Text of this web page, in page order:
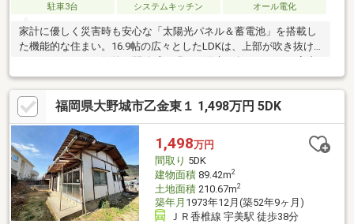
駐車3台
システムキッチン オール電化
家計に優しく災害時も安心な「太陽光パネル＆蓄電池」を搭載し
た機能的な住まい。16.9帖の広々としたLDKは、上部が吹き抜け
になっており、圧倒的な開放感と明るい陽光に包まれます。室内
から繋がるウッドデッキは、家族の憩いや趣味の場として大活
躍。2階には6帖の主寝室、5.8帖の子供部屋に加え、リモートワー
クや収納に便利な3.5帖のサービスルームを完備。水回りを集約し
た効率的な家事動線や、2階ホールに設けられた手洗い器など、細
部まで住み心地にこだわりました。環境にも家計にも優しい、ゆ
とりある新生活をここから始めませんか。
福岡県大野城市乙金東１ 1,498万円 5DK
1,498万円
間取り 5DK
建物面積89.42m2
土地面積210.67m2
築年月 1973年12月(築52年9ヶ月)
ＪＲ香椎線 宇美駅 徒歩38分